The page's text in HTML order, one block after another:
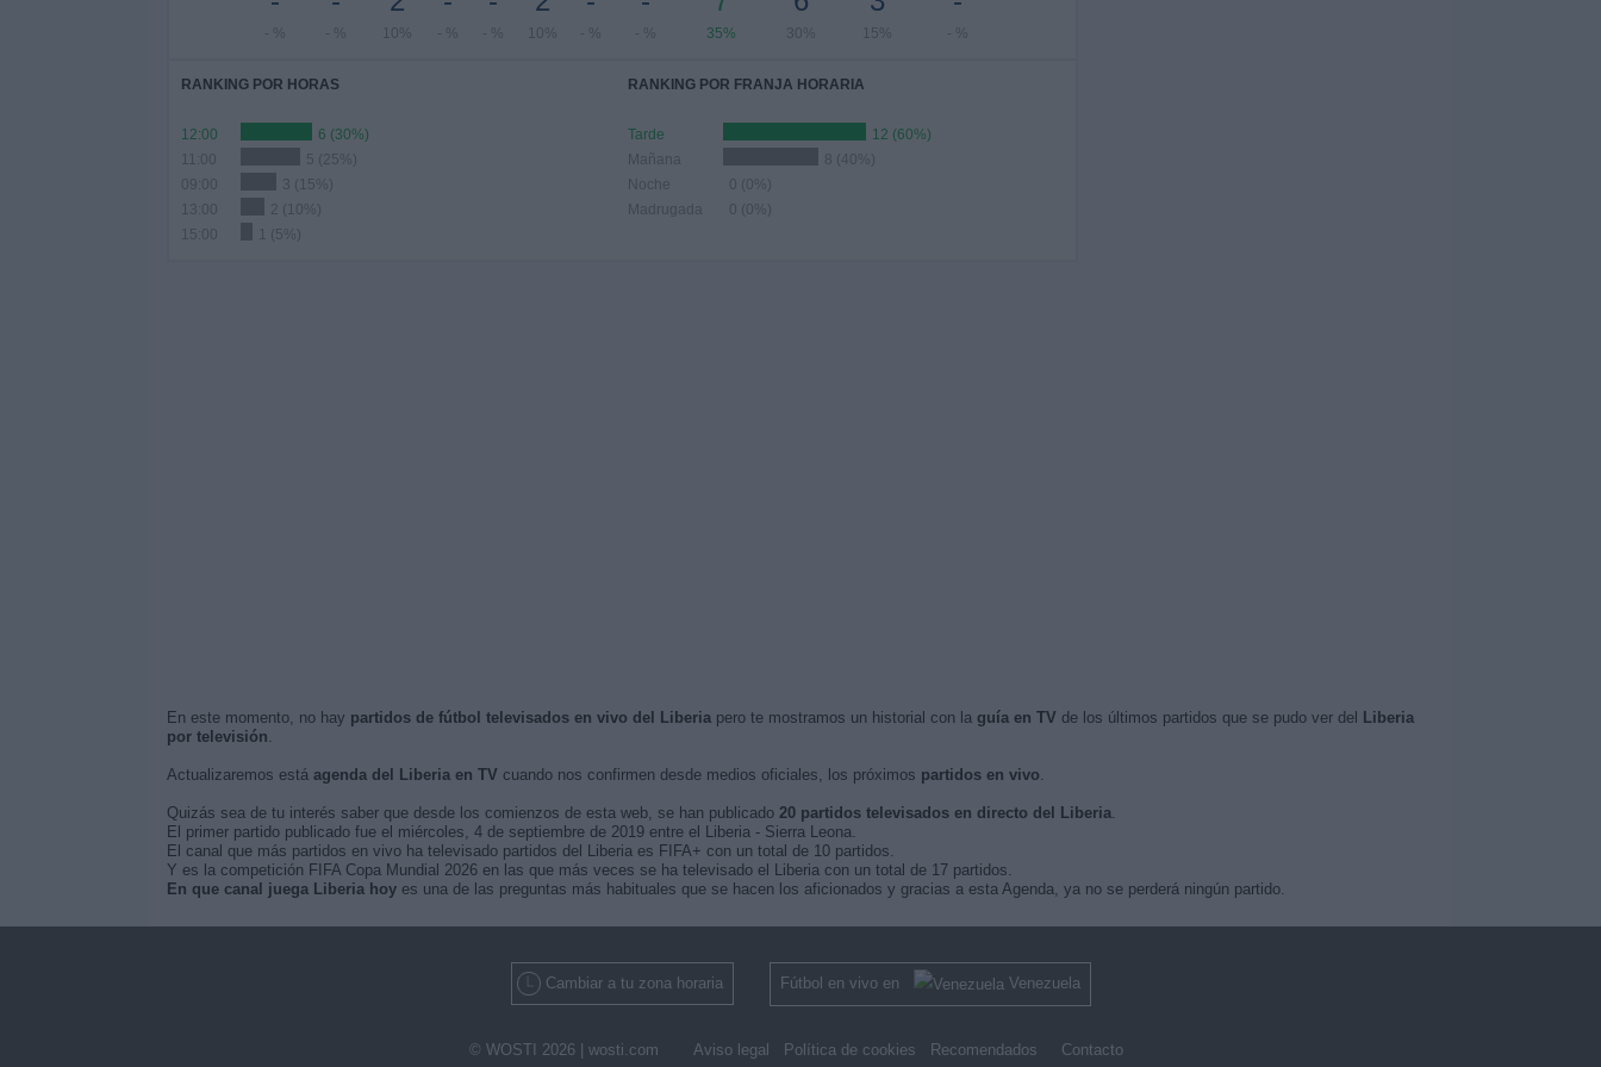
- % - % 10% - % - % 10% - % - % 35% 30% 15% - %
RANKING POR HORAS
12:00
6 (30%)
5 (25%)
09:00
3 (15%)
13:00
2 (10%)
15:00
1 (5%)
RANKING POR FRANJA HORARIA
Tarde
12 (60%)
Mañana
8 (40%)
Noche
0 (0%)
Madrugada
0 (0%)
En este momento, no hay partidos de fútbol televisados en vivo del Liberiapero te mostramos un historial con la guía en TV de los últimos partidos que se pudo ver del
Liberia
por televisión.
Actualizaremos está agenda del Liberia en TV cuando nos confirmen desde medios oficiales, los próximos partidos en vivo.
Quizás sea de tu interés saber que desde los comienzos de esta web, se han publicado 20 partidos televisados en directo del Liberia.
El primer partido publicado fue el miércoles, 4 de septiembre de 2019 entre el Liberia - Sierra Leona.
El canal que más partidos en vivo ha televisado partidos del Liberia es FIFA+ con un total de 10 partidos.
Y es la competición FIFA Copa Mundial 2026 en las que más veces se ha televisado el Liberia con un total de 17 partidos.
En que canal juega Liberia hoyes una de las preguntas más habituales que se hacen los aficionados y gracias a esta Agenda, ya no se perderá ningún partido.
Cambiar a tu zona horaria Fútbol en vivo en Venezuela
© WOSTI 2026 | wosti.com Aviso legal Política de cookies Recomendados Contacto